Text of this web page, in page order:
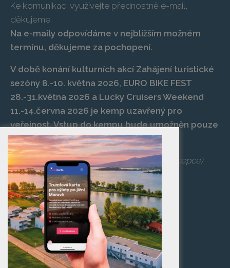
Ke komunikaci využívejte přednostně e-mail,
děkujeme.
Na e-maily odpovídáme v nejbližším možném
termínu, děkujeme za pochopení.
V době konání kulturních akcí Zahájení turistické
sezóny 8.-10. května 2026, EURO BIKE FEST
28.-31.května 2026 a Lucky Cruisers Weekend
11.-14.června 2026 je kemp uzavřený pro
veřejnost. Vstup do kempu bude umožněn pouze
po zaplacení vstupenky na danou akci.
Telefon:+420 519 427 714,539 029 266
(recepce)
E-mail:camp@pasohlavky.cz
SPOJTE SE S NÁMI